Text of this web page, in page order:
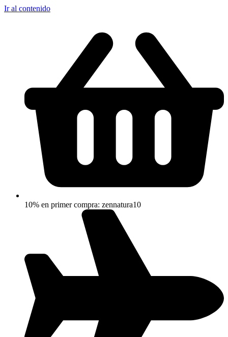
Ir al contenido
10% en primer compra: zennatura10